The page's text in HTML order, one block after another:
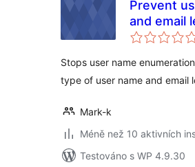
Prevent
and email
Stops user name
type of user name and email
Mark-k
Méně než 10 aktivních
Testováno s WP 4.9.30